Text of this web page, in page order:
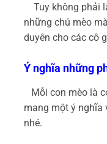
Tuy không phải
những chú mèo
duyên cho các cô
Ý nghĩa những
Mỗi con mèo là
mang một ý nghĩa
nhé.